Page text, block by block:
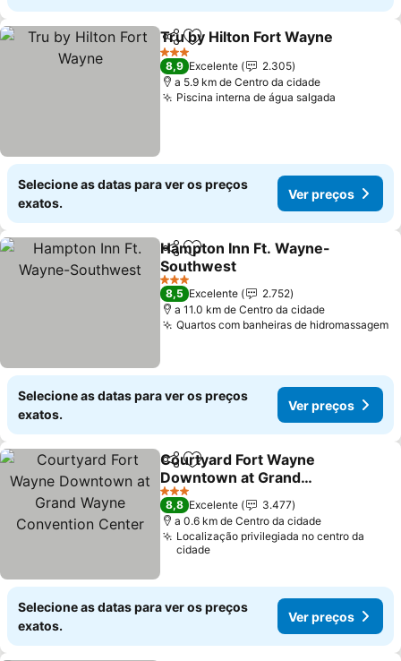
PartilharAdicionar aos favoritos
Tru by Hilton Fort Wayne
3 Estrelas
8,9 Excelente
2.305
a 5.9 km de Centro da cidade
Piscina interna de água salgada
Selecione as datas para ver os preços
exatos.
Ver preços
PartilharAdicionar aos favoritos
Hampton Inn Ft. Wayne-
Southwest
Ver preços
3 Estrelas
8,5 Excelente
2.752
a 11.0 km de Centro da cidade
Quartos com banheiras de hidromassagem
Selecione as datas para ver os preços
exatos.
Ver preços
PartilharAdicionar aos favoritos
Courtyard Fort Wayne
Downtown at Grand
Wayne Convention
Center
Ver preços
3 Estrelas
8,8 Excelente
3.477
a 0.6 km de Centro da cidade
Localização privilegiada no centro da
cidade
Selecione as datas para ver os preços
exatos.
Ver preços